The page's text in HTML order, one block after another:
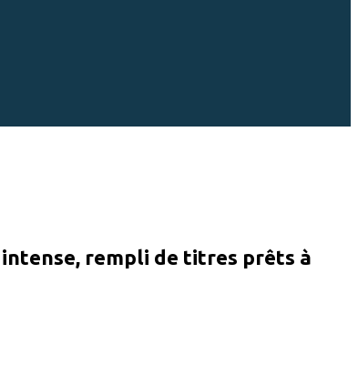
intense, rempli de titres prêts à